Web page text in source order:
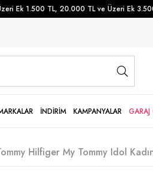
Ek 1.500 TL, 20.000 TL ve Üzeri Ek 3.500
İNDİRİM KAMPANYALAR GARAJ
Hilfiger My Tommy Idol